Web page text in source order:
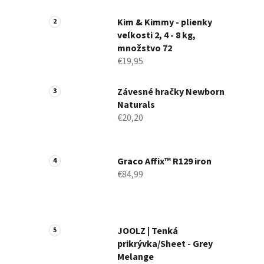
n
Kim & Kimmy - plienky
veľkosti 2, 4 - 8 kg,
množstvo 72
€19,95
Závesné hračky Newborn
Naturals
€20,20
Graco Affix™ R129 iron
€84,99
JOOLZ | Tenká
prikrývka/Sheet - Grey
Melange